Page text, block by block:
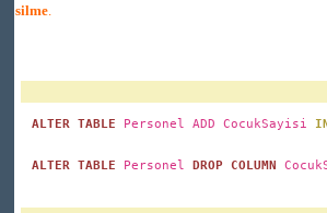
silme
ALTER TABLE Personel ADD CocukSayisi
ALTER TABLE Personel DROP COLUMN